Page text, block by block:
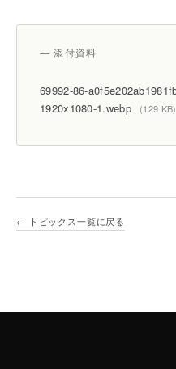
— 添付資料
69992-86-
1920x1080-1.webp
(129 KB)
← トピックス一覧に戻る